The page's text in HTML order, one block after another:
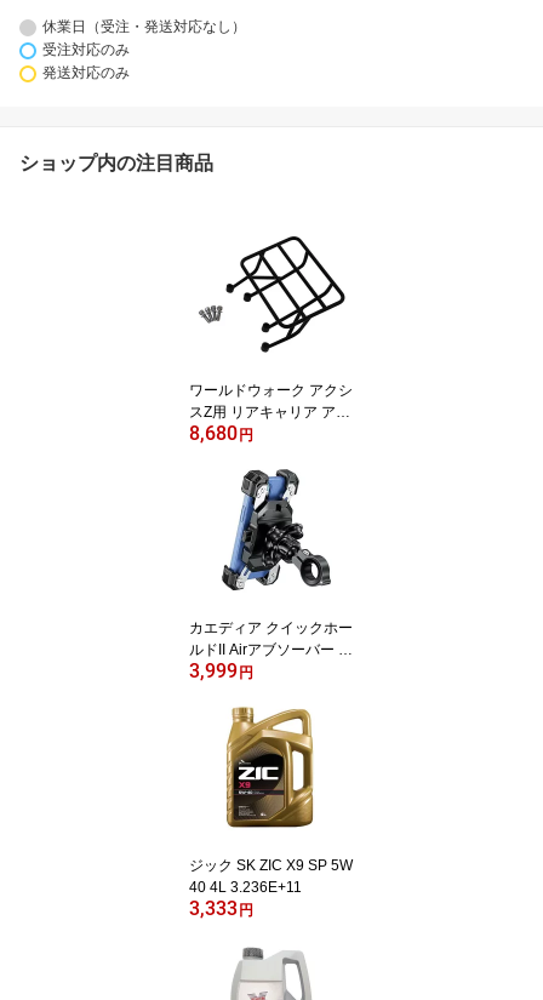
休業日（受注・発送対応なし）
受注対応のみ
発送対応のみ
ショップ内の注目商品
ワールドウォーク アクシ
スZ用 リアキャリア アク
シスZ wca-29
8,680円
カエディア クイックホー
ルドII Airアブソーバー K
DR-M11CPJ
3,999円
ジック SK ZIC X9 SP 5W
40 4L 3.236E+11
3,333円